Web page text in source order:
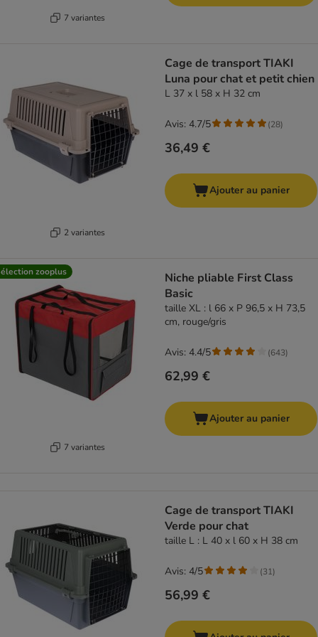
7 variantes
2 variantes
Cage de transport TIAKI
Luna pour chat et petit chien
L 37 x l 58 x H 32 cm
36,49 €
Avis: 4.7/5 (28)
Ajouter au panier
zooplus
7 variantes
Niche pliable First Class
Basic
taille XL : l 66 x P 96,5 x H 73,5
cm, rouge/gris
62,99 €
Avis: 4.4/5 (643)
Ajouter au panier
Cage de transport TIAKI
Verde pour chat
taille L : L 40 x l 60 x H 38 cm
56,99 €
Avis: 4/5 (31)